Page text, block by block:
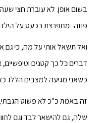
בשום אופן. לא עוברת חצי
פוזה- מתפרצת בכעס על
ואל תשאל אותי על מה, כי גם
דברים כל כך קטנים
כשאני מגיעה למצבים הללו.
זה באמת כ"כ לא פשוט
שלה, גם להישאר לבד וגם